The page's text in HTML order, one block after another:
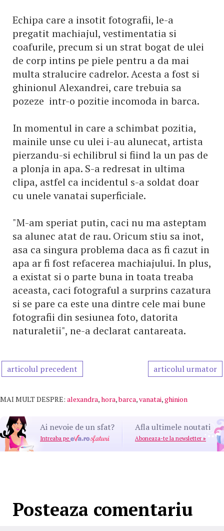
Echipa care a insotit fotografii, le-a
pregatit machiajul, vestimentatia si
coafurile, precum si un strat bogat de ulei
de corp intins pe piele pentru a da mai
multa stralucire cadrelor. Acesta a fost si
ghinionul Alexandrei, care trebuia sa
pozeze intr-o pozitie incomoda in barca.
In momentul in care a schimbat pozitia,
mainile unse cu ulei i-au alunecat, artista
pierzandu-si echilibrul si fiind la un pas de
a plonja in apa. S-a redresat in ultima
clipa, astfel ca incidentul s-a soldat doar
cu unele vanatai superficiale.
"M-am speriat putin, caci nu ma asteptam
sa alunec atat de rau. Oricum stiu sa inot,
asa ca singura problema daca as fi cazut in
apa ar fi fost refacerea machiajului. In plus,
a existat si o parte buna in toata treaba
aceasta, caci fotograful a surprins cazatura
si se pare ca este una dintre cele mai bune
fotografii din sesiunea foto, datorita
naturaletii", ne-a declarat cantareata.
articolul precedent articolul urmator
MAI MULT DESPRE: alexandra,hora,barca,vanatai,ghinion
Ai nevoie de un sfat?
Intreaba pe
Afla ultimele noutati
Aboneaza-te la newsletter »
Posteaza comentariu